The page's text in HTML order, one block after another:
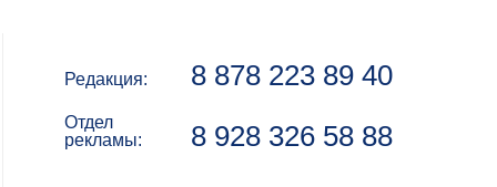
Редакция: 8 878 223 89 40
Отдел
рекламы:
8 928 326 58 88